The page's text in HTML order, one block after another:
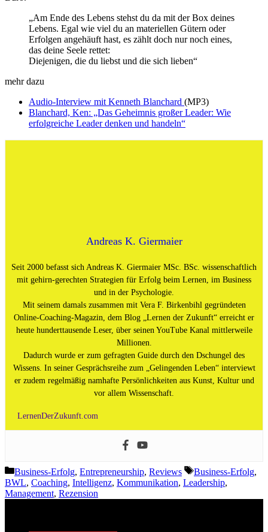
„Am Ende des Lebens stehst du da mit der Box deines
Lebens. Egal wie viel du an materiellen Gütern oder
Erfolgen angehäuft hast, es zählt doch nur noch eines,
das deine Seele rettet:
Diejenigen, die du liebst und die sich lieben“
mehr dazu
Audio-Interview mit Kenneth Blanchard (MP3)
Blanchard, Ken: „Das Geheimnis großer Leader: Wie
erfolgreiche Leader denken und handeln“
Andreas K. Giermaier
Seit 2000 befasst sich Andreas K. Giermaier MSc. BSc. wissenschaftlich
mit gehirn-gerechten Strategien für Erfolg beim Lernen, im Business
und in der Psychologie.
Mit seinem damals zusammen mit Vera F. Birkenbihl gegründeten
Online-Coaching-Magazin, dem Blog „Lernen der Zukunft“ erreicht er
heute hunderttausende Leser, über seinen YouTube Kanal mittlerweile
Millionen.
Dadurch wurde er zum gefragten Guide durch den Dschungel des
Wissens. In seiner Gesprächsreihe zum „Gelingenden Leben“ interviewt
er zudem regelmäßig namhafte Persönlichkeiten aus Kunst, Kultur und
vor allem Wissenschaft.
LernenDerZukunft.com
Kategorien
Business-Erfolg, Entrepreneurship, Reviews Schlagwörter
Business-Erfolg,
BWL, Coaching, Intelligenz, Kommunikation, Leadership,
Management, Rezension